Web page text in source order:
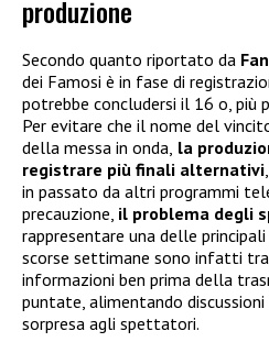
produzione
Secondo quanto riportato da
dei Famosi è in fase di
potrebbe concludersi il 16 o, più
Per evitare che il nome del
della messa in onda, la
registrare più finali alternativi
in passato da altri programmi
precauzione, il problema degli
rappresentare una delle
scorse settimane sono infatti
informazioni ben prima della
puntate, alimentando
sorpresa agli spettatori.